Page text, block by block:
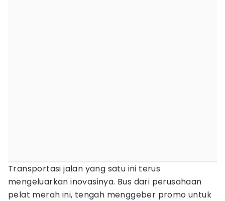
Transportasi jalan yang satu ini terus
mengeluarkan inovasinya. Bus dari perusahaan
pelat merah ini, tengah menggeber promo untuk